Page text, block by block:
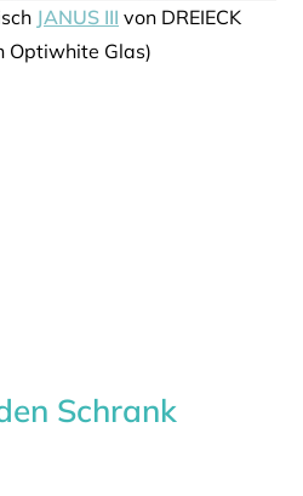
JANUS III von DREIECK
Optiwhite Glas)
Schrank